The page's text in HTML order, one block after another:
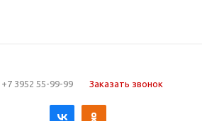
+7 3952 55-99-99 Заказать звонок